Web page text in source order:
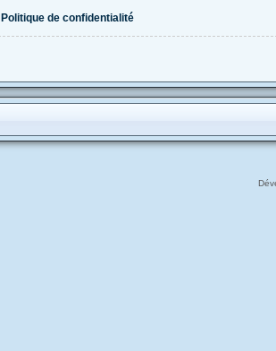
Politique de confidentialité